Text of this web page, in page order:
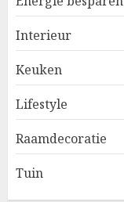
Interieur
Keuken
Lifestyle
Raamdecoratie
Tuin